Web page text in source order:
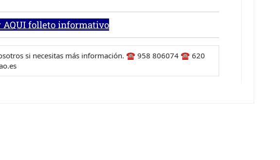
AQUI folleto informativo
si necesitas más información. ☎ 958 806074 ☎ 620